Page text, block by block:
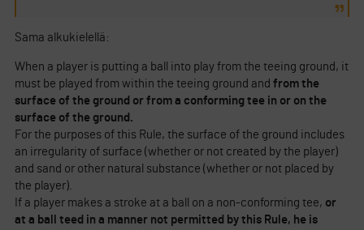
Sama alkukielellä:
When a player is putting a ball into play from the teeing ground, it
must be played from within the teeing ground and from the
surface of the ground or from a conforming tee in or on the
surface of the ground.
For the purposes of this Rule, the surface of the ground includes
an irregularity of surface (whether or not created by the player)
and sand or other natural substance (whether or not placed by
the player).
If a player makes a stroke at a ball on a non-conforming tee, or
at a ball teed in a manner not permitted by this Rule, he is